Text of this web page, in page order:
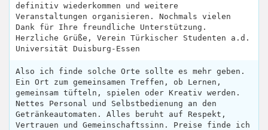
definitiv wiederkommen und weitere
Veranstaltungen organisieren. Nochmals vielen
Dank für Ihre freundliche Unterstützung.
Herzliche Grüße, Verein Türkischer Studenten a.d.
Universität Duisburg-Essen
Also ich finde solche Orte sollte es mehr geben.
Ein Ort zum gemeinsamen Treffen, ob Lernen,
gemeinsam tüfteln, spielen oder Kreativ werden.
Nettes Personal und Selbstbedienung an den
Getränkeautomaten. Alles beruht auf Respekt,
Vertrauen und Gemeinschaftssinn. Preise finde ich